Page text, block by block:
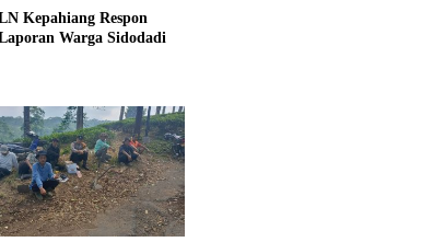
Kepahiang Respon
Warga Sidodadi